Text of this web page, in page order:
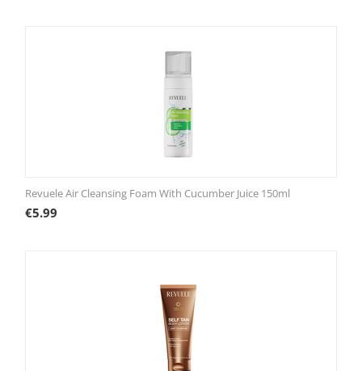
Revuele Air Cleansing Foam With Cucumber Juice 150ml
€5.99